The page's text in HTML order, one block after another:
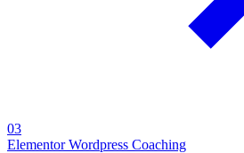
03
ElementorWordpress Coaching